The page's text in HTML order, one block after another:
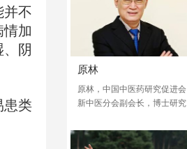
不
加
阴
患类
原林
原林，中国中医药研究促进会
新中医分会副会长，博士研究
剖学系教授、广东省解剖学会
副理事长，解剖学报编委，卫